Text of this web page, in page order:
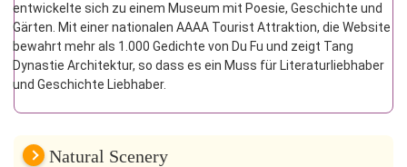
entwickelte sich zu einem Museum mit Poesie, Geschichte und
Gärten. Mit einer nationalen AAAA Tourist Attraktion, die Website
bewahrt mehr als 1.000 Gedichte von Du Fu und zeigt Tang
Dynastie Architektur, so dass es ein Muss für Literaturliebhaber
und Geschichte Liebhaber.
Natural Scenery